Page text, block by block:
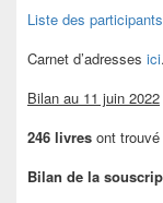
Liste des participants
Carnet d’adresses ici.
Bilan au 11 juin 2022
246 livres ont
Bilan de la